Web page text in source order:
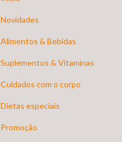
Novidades
Alimentos & Bebidas
Suplementos & Vitaminas
Cuidados com o corpo
Dietas especiais
Promoção